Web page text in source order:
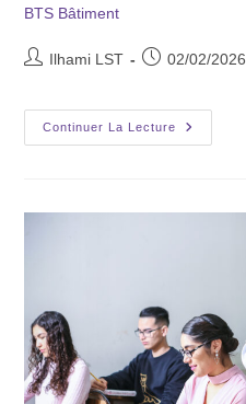
BTS Bâtiment
Ilhami LST 02/02/2026
Continuer La Lecture